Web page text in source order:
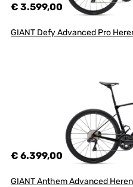
€ 3.599,00
GIANT Defy Advanced Pro
€ 6.399,00
GIANT Anthem Advanced